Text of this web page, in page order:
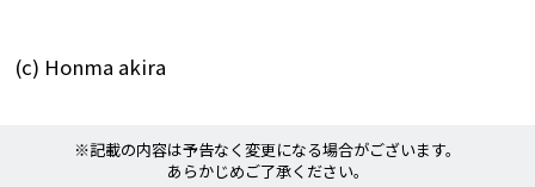
(c) Honma akira
※記載の内容は予告なく変更になる場合がございます。
あらかじめご了承ください。